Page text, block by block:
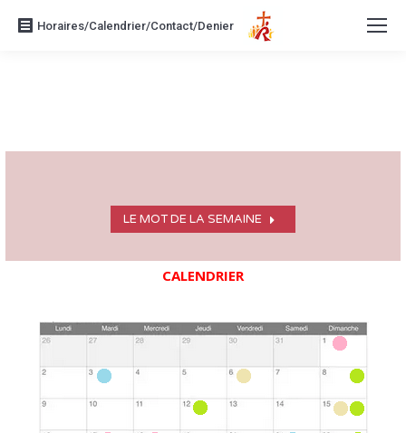
Horaires/Calendrier/Contact/Denier
LE MOT DE LA SEMAINE
CALENDRIER